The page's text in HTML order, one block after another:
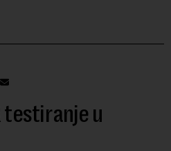
testiranje u